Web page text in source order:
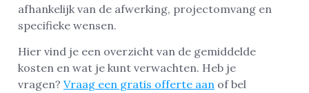
afhankelijk van de afwerking, projectomvang en
specifieke wensen.
Hier vind je een overzicht van de gemiddelde
kosten en wat je kunt verwachten. Heb je
vragen? Vraag een gratis offerte aan of bel